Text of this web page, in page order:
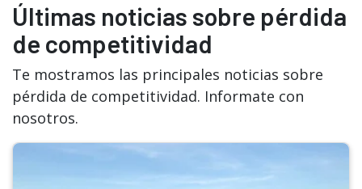
Últimas noticias sobre pérdida
de competitividad
Te mostramos las principales noticias sobre
pérdida de competitividad. Informate con
nosotros.